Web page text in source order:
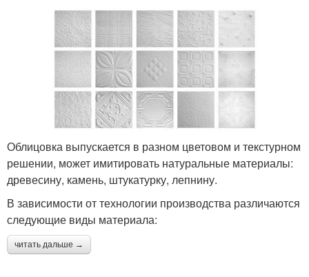
Облицовка выпускается в разном цветовом и текстурном
решении, может имитировать натуральные материалы:
древесину, камень, штукатурку, лепнину.
В зависимости от технологии производства различаются
следующие виды материала:
читать дальше →